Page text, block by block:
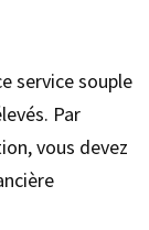
service souple
Par
vous devez